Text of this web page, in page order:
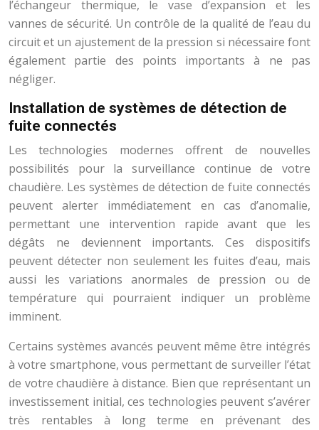
l’échangeur thermique, le vase d’expansion et les
vannes de sécurité. Un contrôle de la qualité de l’eau du
circuit et un ajustement de la pression si nécessaire font
également partie des points importants à ne pas
négliger.
Installation de systèmes de détection de
fuite connectés
Les technologies modernes offrent de nouvelles
possibilités pour la surveillance continue de votre
chaudière. Les systèmes de détection de fuite connectés
peuvent alerter immédiatement en cas d’anomalie,
permettant une intervention rapide avant que les
dégâts ne deviennent importants. Ces dispositifs
peuvent détecter non seulement les fuites d’eau, mais
aussi les variations anormales de pression ou de
température qui pourraient indiquer un problème
imminent.
Certains systèmes avancés peuvent même être intégrés
à votre smartphone, vous permettant de surveiller l’état
de votre chaudière à distance. Bien que représentant un
investissement initial, ces technologies peuvent s’avérer
très rentables à long terme en prévenant des